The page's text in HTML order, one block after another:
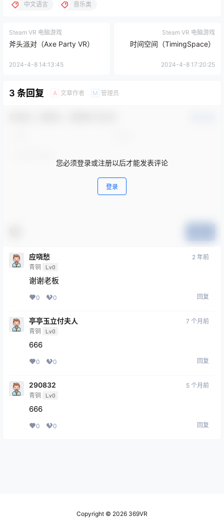
中文语言 音乐类
Steam VR 电脑游戏
斧头派对（Axe Party VR）
2024-4-8 14:13:45
Steam VR 电脑游戏
时间空间（TimingSpace）
2024-4-8 17:20:25
3 条回复 A 文章作者 M 管理员
您必须登录或注册以后才能发表评论
登录
应哓愁
青铜 Lv0
2 年前
谢谢老板
0 0 回复
亭亭玉立付夫人
青铜 Lv0
7 个月前
666
0 0 回复
290832
青铜 Lv0
5 个月前
666
0 0 回复
Copyright © 2026 369VR